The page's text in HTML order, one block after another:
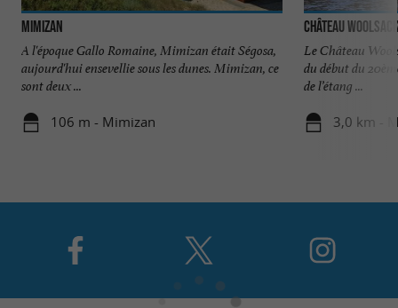
Mimizan
A l'époque Gallo Romaine, Mimizan était Ségosa,
aujourd'hui ensevellie sous les dunes. Mimizan, ce
sont deux ...
106 m - Mimizan
Château Woolsack
Le Château
du début du
de l’étang ...
3,0 km -